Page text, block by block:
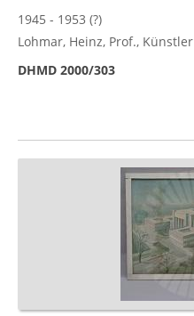
1945 - 1953 (?)
Lohmar, Heinz, Prof., Künstler
DHMD 2000/303